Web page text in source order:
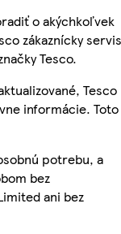
o akýchkoľvek
zákaznícky
Tesco.
Tesco
informácie. Toto
potrebu, a
bez
ani bez